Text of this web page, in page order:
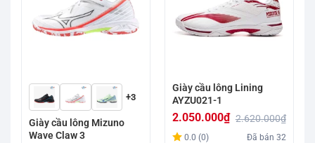
+3
Giày cầu lông Mizuno
Wave Claw 3
Giày cầu lông Lining
AYZU021-1
2.620.000₫
Giá
2.050.000₫
Giá0.0 (0) Đã bán32